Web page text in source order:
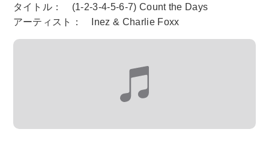
タイトル： (1-2-3-4-5-6-7) Count the Days
アーティスト： Inez & Charlie Foxx